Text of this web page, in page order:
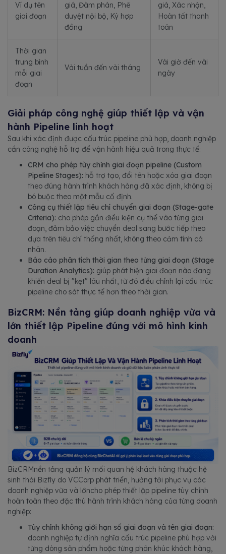
Ví dụ tên
giai đoạn
giá, Đàm phán, Phê
duyệt nội bộ, Ký hợp
đồng
giá, Xác nhận,
Hoàn tất thanh
toán
Thời gian
trung bình
mỗi giai
đoạn
Vài tuần đến vài tháng
Vài giờ đến vài
ngày
Giải pháp công nghệ giúp thiết lập và vận
hành Pipeline linh hoạt
Sau khi xác định được cấu trúc pipeline phù hợp, doanh nghiệp
cần công nghệ hỗ trợ để vận hành hiệu quả trong thực tế:
CRM cho phép tùy chỉnh giai đoạn pipeline (Custom
Pipeline Stages): hỗ trợ tạo, đổi tên hoặc xóa giai đoạn
theo đúng hành trình khách hàng đã xác định, không bị
bó buộc theo một mẫu cố định.
Công cụ thiết lập tiêu chí chuyển giai đoạn (Stage-gate
Criteria): cho phép gắn điều kiện cụ thể vào từng giai
đoạn, đảm bảo việc chuyển deal sang bước tiếp theo
dựa trên tiêu chí thống nhất, không theo cảm tính cá
nhân.
Báo cáo phân tích thời gian theo từng giai đoạn (Stage
Duration Analytics): giúp phát hiện giai đoạn nào đang
khiến deal bị "kẹt" lâu nhất, từ đó điều chỉnh lại cấu trúc
pipeline cho sát thực tế hơn theo thời gian.
BizCRM: Nền tảng giúp doanh nghiệp vừa và
lớn thiết lập Pipeline đúng với mô hình kinh
doanh
BizCRMnền tảng quản lý mối quan hệ khách hàng thuộc hệ
sinh thái Bizfly do VCCorp phát triển, hướng tới phục vụ các
doanh nghiệp vừa và lớncho phép thiết lập pipeline tùy chỉnh
hoàn toàn theo đặc thù hành trình khách hàng của từng doanh
nghiệp:
Tùy chỉnh không giới hạn số giai đoạn và tên giai đoạn:
doanh nghiệp tự định nghĩa cấu trúc pipeline phù hợp với
từng dòng sản phẩm hoặc từng phân khúc khách hàng,